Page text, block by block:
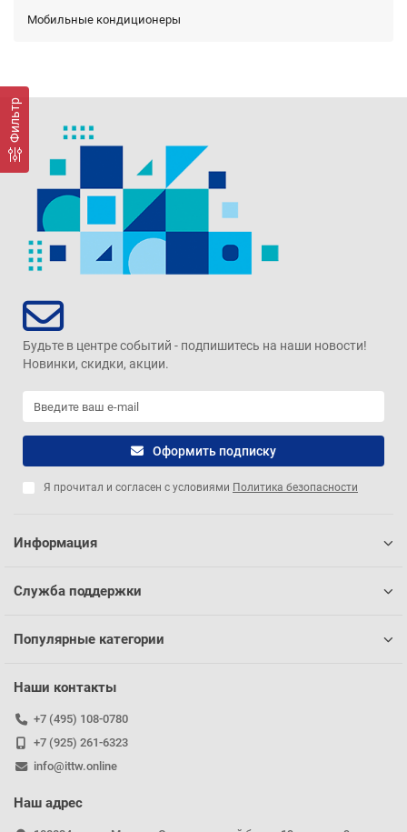
Фильтр
Мобильные кондиционеры
Будьте в центре событий - подпишитесь на наши новости!
Новинки, скидки, акции.
Оформить подписку
Я прочитал и согласен с условиями Политика безопасности
Информация
Служба поддержки
Популярные категории
Наши контакты
+7 (495) 108-0780
+7 (925) 261-6323
info@ittw.online
Наш адрес